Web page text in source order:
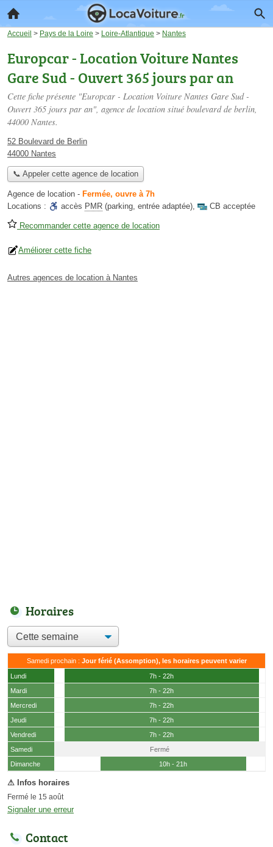
Accueil > Pays de la Loire > Loire-Atlantique > Nantes
Europcar - Location Voiture Nantes
Gare Sud - Ouvert 365 jours par an
Cette fiche présente "Europcar - Location Voiture Nantes Gare Sud -
Ouvert 365 jours par an", agence de location situé boulevard de berlin,
44000 Nantes.
52 Boulevard de Berlin
44000 Nantes
📞 Appeler cette agence de location
Agence de location - Fermée, ouvre à 7h
Locations :
accès PMR (parking, entrée adaptée), CB acceptée
Recommander cette agence de location
Améliorer cette fiche
Autres agences de location à Nantes
Horaires
Samedi prochain : Jour férié (Assomption), les horaires peuvent varier
Lundi
7h - 22h
Mardi
7h - 22h
Mercredi
7h - 22h
Jeudi
7h - 22h
Vendredi
7h - 22h
Samedi
(15 août)
Fermé
Dimanche
10h - 21h
Fermé le 15 août
Signaler une erreur
Contact